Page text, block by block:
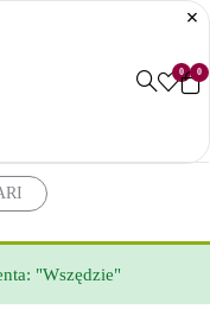
0 0
"Wszędzie"